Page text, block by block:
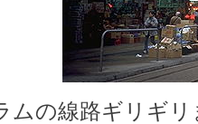
ムの線路ギリギ